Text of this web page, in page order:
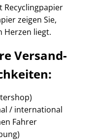
Recyclingpapier
zeigen Sie,
Herzen liegt.
Versand-
/ international
Fahrer